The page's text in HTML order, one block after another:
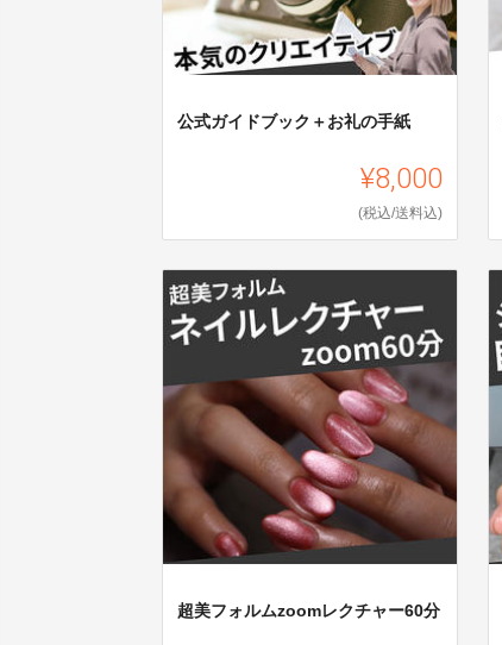
公式ガイドブック＋お礼の手紙
¥8,000
(税込/送料込)
超美フォルムzoomレクチャー60分